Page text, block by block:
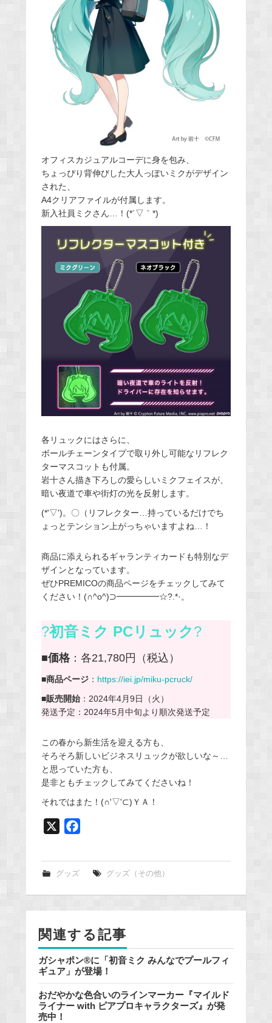
オフィスカジュアルコーデに身を包み、
ちょっぴり背伸びした大人っぽいミクがデザイン
された、
A4クリアファイルが付属します。
新入社員ミクさん…！(*´▽｀*)
各リュックにはさらに、
ボールチェーンタイプで取り外し可能なリフレク
ターマスコットも付属。
岩十さん描き下ろしの愛らしいミクフェイスが、
暗い夜道で車や街灯の光を反射します。
(*'▽')。〇（リフレクター…持っているだけでち
ょっとテンション上がっちゃいますよね…！
商品に添えられるギャランティカードも特別なデ
ザインとなっています。
ぜひPREMICOの商品ページをチェックしてみて
ください！(∩^o^)⊃━━━━━☆?.*·。
?初音ミク PCリュック?
■価格：各21,780円（税込）
■商品ページ： https://iei.jp/miku-pcruck/
■販売開始：2024年4月9日（火）
発送予定：2024年5月中旬より順次発送予定
この春から新生活を迎える方も、
そろそろ新しいビジネスリュックが欲しいな～…
と思っていた方も、
是非ともチェックしてみてくださいね！
それではまた！(∩'▽'⊂)ＹＡ！
k
グッズ グッズ（その他）
関連する記事
ガシャポン®に「初音ミク みんなでプールフィ
ギュア」が登場！
おだやかな色合いのラインマーカー『マイルド
ライナー with ピアプロキャラクターズ』が発
売中！